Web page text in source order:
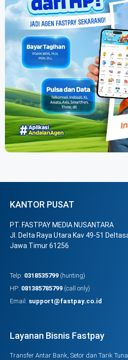
KANTOR PUSAT
PT. FASTPAY MEDIA NUSANTARA
Jl. Delta Raya Utara Kav 49-51
Jawa Timur 61256
Telp: 0318535799 (hunting)
HP: 081385785799 (call only)
Email: support@fastpay.co.id
Layanan Bisnis Fastpay
Transfer Antar Bank, Setor dan Tarik